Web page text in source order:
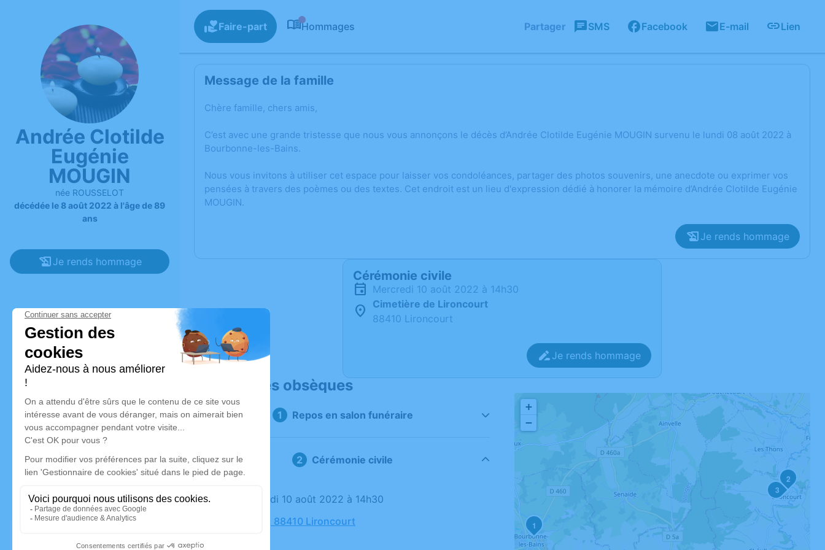
Andrée Clotilde
Eugénie
MOUGIN
née ROUSSELOT
décédée le 8 août 2022 à l'âge de 89
ans
Je rends hommage
Faire-part Hommages Partager SMS Facebook E-mail Lien
Message de la famille
Chère famille, chers amis,
C’est avec une grande tristesse que nous vous annonçons le décès d’Andrée Clotilde Eugénie MOUGIN survenu le lundi 08 août 2022 à
Bourbonne-les-Bains.
Nous vous invitons à utiliser cet espace pour laisser vos condoléances, partager des photos souvenirs, une anecdote ou exprimer vos
pensées à travers des poèmes ou des textes. Cet endroit est un lieu d'expression dédié à honorer la mémoire d’Andrée Clotilde Eugénie
MOUGIN.
Je rends hommage
Cérémonie civile
mercredi 10 août 2022 à 14h30
Cimetière de Lironcourt
88410 Lironcourt
Je rends hommage
Déroulé des obsèques
Repos en salon funéraire
Cérémonie civile
Le mercredi 10 août 2022 à 14h30
Cimetière, 88410 Lironcourt
1
2
3
+
−